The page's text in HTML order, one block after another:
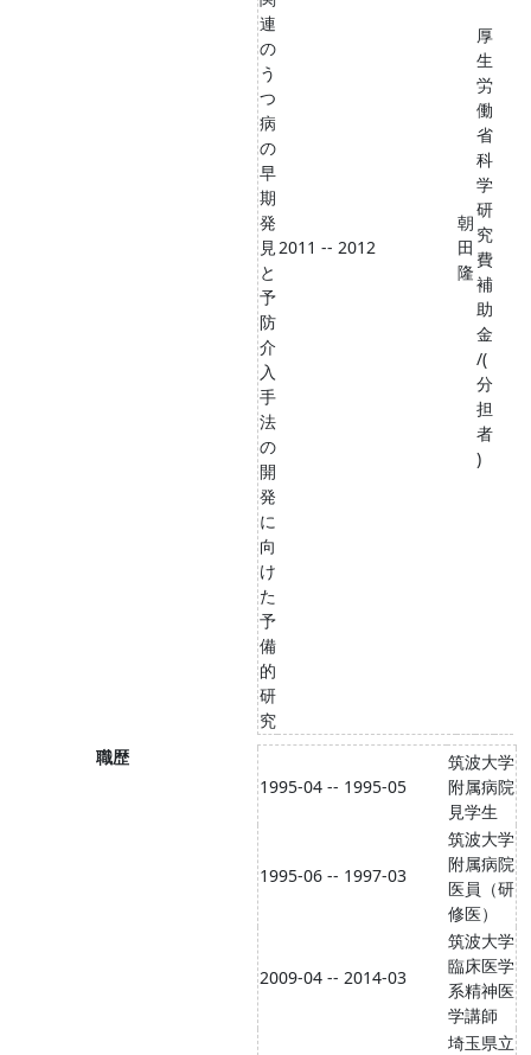
連
の
う
つ
病
の
早
期
発
見
と
予
防
介
入
手
法
の
開
発
に
向
け
た
予
備
的
研
究
2011 -- 2012
朝
田
隆
厚
生
労
働
省
科
学
研
究
費
補
助
金
/(
分
担
者
)
職歴
1995-04 -- 1995-05
筑波大学
附属病院
見学生
1995-06 -- 1997-03
筑波大学
附属病院
医員（研
修医）
2009-04 -- 2014-03
筑波大学
臨床医学
系精神医
学講師
埼玉県立